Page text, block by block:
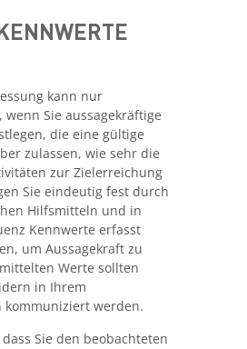
kann nur
Sie aussagekräftige
die eine gültige
zulassen, wie sehr die
zur Zielerreichung
Sie eindeutig fest durch
Hilfsmitteln und in
Kennwerte erfasst
um Aussagekraft zu
Werte sollten
in Ihrem
kommuniziert werden.
Sie den beobachteten